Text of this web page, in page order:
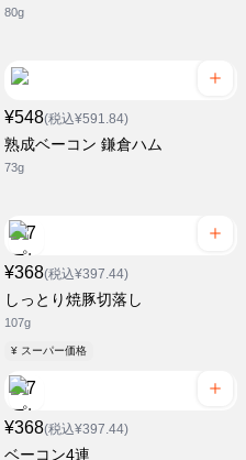
80g
¥548(税込¥591.84)
熟成ベーコン 鎌倉ハム
73g
¥368(税込¥397.44)
しっとり焼豚切落し
107g
¥ スーパー価格
¥368(税込¥397.44)
ベーコン4連